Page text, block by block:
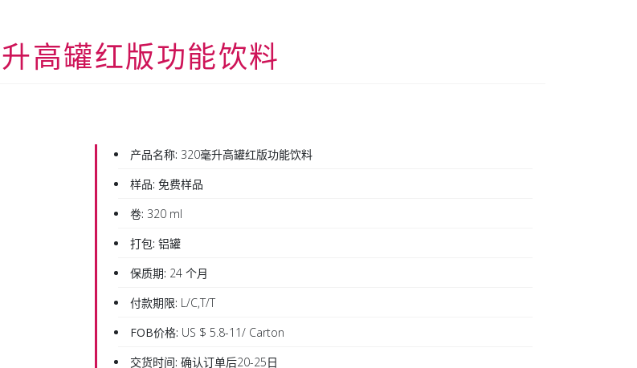
高罐红版功能饮料
产品名称: 320毫升高罐红版功能饮料
样品: 免费样品
卷: 320 ml
打包: 铝罐
保质期: 24 个月
付款期限: L/C,T/T
FOB价格: US $ 5.8-11/ Carton
交货时间: 确认订单后20-25日